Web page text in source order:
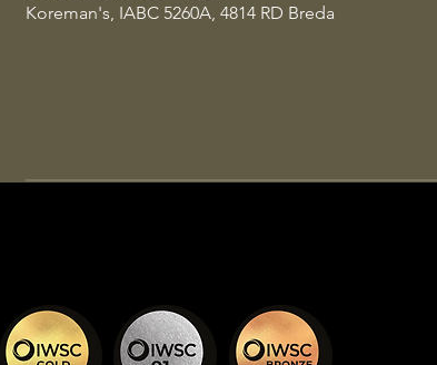
Koreman's, IABC 5260A, 4814 RD Breda